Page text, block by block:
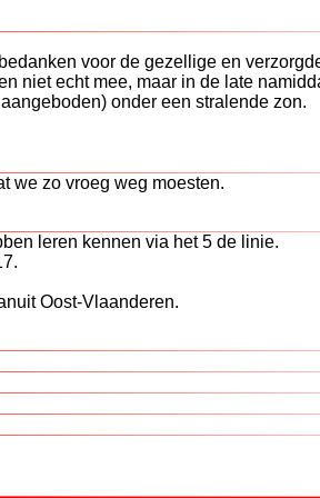
voor de gezellige en
niet echt mee, maar in de late
onder een stralende zon.
we zo vroeg weg moesten.
leren kennen via het 5 de linie.
Oost-Vlaanderen.